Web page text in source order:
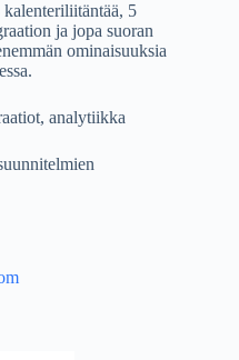
5
ja jopa suoran
ominaisuuksia
analytiikka